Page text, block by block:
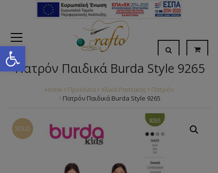
Open toolbar
Πατρόν Παιδικά Burda Style 9265
Home Προϊόντα Υλικά Ραπτικής
Πατρόν
Πατρόν Παιδικά Burda Style 9265
SOLD